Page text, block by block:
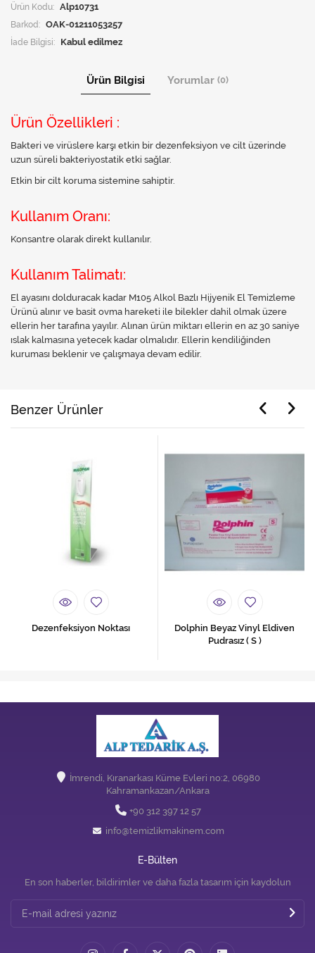
Ürün Kodu: Alp10731
Barkod: OAK-01211053257
İade Bilgisi:
Ürün Bilgisi Yorumlar (0)
Ürün Özellikleri :
Bakteri ve virüslere karşı etkin bir dezenfeksiyon ve cilt üzerinde
uzun süreli bakteriyostatik etki sağlar.
Etkin bir cilt koruma sistemine sahiptir.
Kullanım Oranı:
Konsantre olarak direkt kullanılır.
Kullanım Talimatı:
El ayasını dolduracak kadar M105 Alkol Bazlı Hijyenik El Temizleme
Ürünü alınır ve basit ovma hareketi ile bilekler dahil olmak üzere
ellerin her tarafına yayılır. Alınan ürün miktarı ellerin en az 30 saniye
ıslak kalmasına yetecek kadar olmalıdır. Ellerin kendiliğinden
kuruması beklenir ve çalışmaya devam edilir.
Benzer Ürünler
Dezenfeksiyon Noktası
Dolphin Beyaz Vinyl Eldiven
Pudrasız ( S )
İmrendi, Kıranarkası Küme Evleri no:2, 06980
Kahramankazan/Ankara
+90 312 397 12 57
info@temizlikmakinem.com
E-Bülten
En son haberler, bildirimler ve daha fazla tasarım için kaydolun